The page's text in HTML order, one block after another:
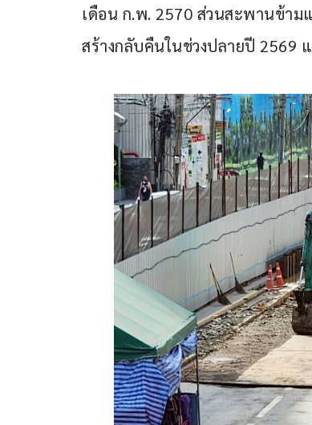
เดือน ก.พ. 2570 ส่วนสะพานข้า
สร้างกลับคืนในช่วงปลายปี 2569